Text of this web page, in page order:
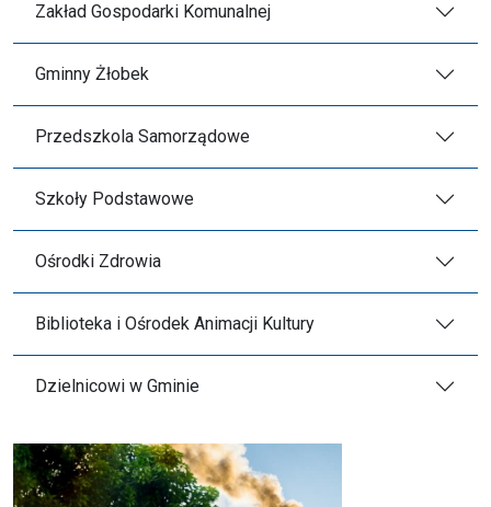
Zakład Gospodarki Komunalnej
Gminny Żłobek
Przedszkola Samorządowe
Szkoły Podstawowe
Ośrodki Zdrowia
Biblioteka i Ośrodek Animacji Kultury
Dzielnicowi w Gminie